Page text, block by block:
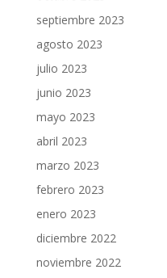
septiembre 2023
agosto 2023
julio 2023
junio 2023
mayo 2023
abril 2023
marzo 2023
febrero 2023
enero 2023
diciembre 2022
noviembre 2022